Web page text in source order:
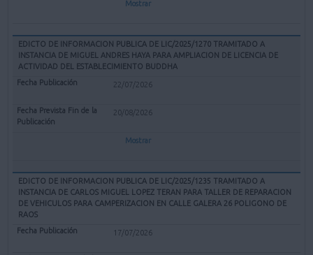
Mostrar
EDICTO DE INFORMACION PUBLICA DE LIC/2025/1270 TRAMITADO A
INSTANCIA DE MIGUEL ANDRES HAYA PARA AMPLIACION DE LICENCIA DE
ACTIVIDAD DEL ESTABLECIMIENTO BUDDHA
22/07/2026
20/08/2026
Mostrar
EDICTO DE INFORMACION PUBLICA DE LIC/2025/1235 TRAMITADO A
INSTANCIA DE CARLOS MIGUEL LOPEZ TERAN PARA TALLER DE REPARACION
DE VEHICULOS PARA CAMPERIZACION EN CALLE GALERA 26 POLIGONO DE
RAOS
17/07/2026